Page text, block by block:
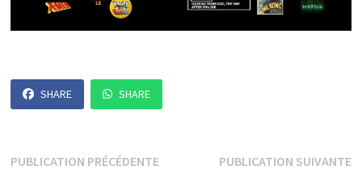
SHARE SHARE
Navigation
PUBLICATION PRÉCÉDENTEPublicationPUBLICATION SUIVANTE